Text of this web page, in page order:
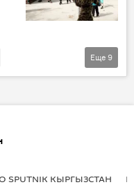
Азия
Еще 9
SPUTNIK КЫРГЫЗСТАН